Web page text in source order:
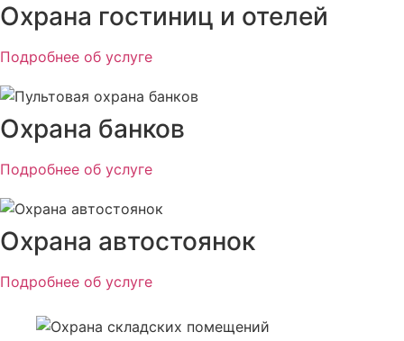
Охрана гостиниц и отелей
Подробнее об услуге
Охрана банков
Подробнее об услуге
Охрана автостоянок
Подробнее об услуге